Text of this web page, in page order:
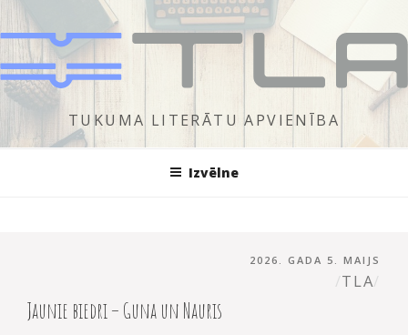
uz
saturu
TUKUMA LITERĀTU APVIENĪBA
Izvēlne
PUBLICĒTS
2026. GADA 5. MAIJS
TLA
Jaunie biedri – Guna un Nauris